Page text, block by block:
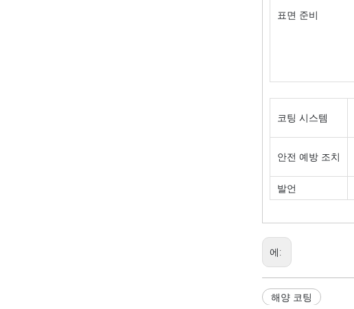
표면 준비
코팅 시스템
안전 예방 조치
발언
에:
해양 코팅